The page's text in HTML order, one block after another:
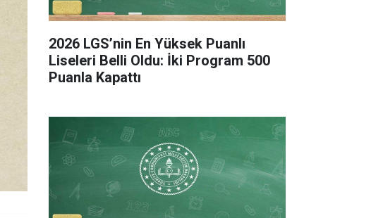
2026 LGS’nin En Yüksek Puanlı
Liseleri Belli Oldu: İki Program 500
Puanla Kapattı